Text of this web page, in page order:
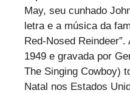
May, seu cunhado
letra e a música da
Red-Nosed
1949 e gravada por
The Singing Cowboy)
Natal nos Estados